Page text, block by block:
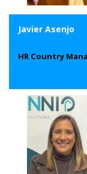
Javier Asenjo
HR Country